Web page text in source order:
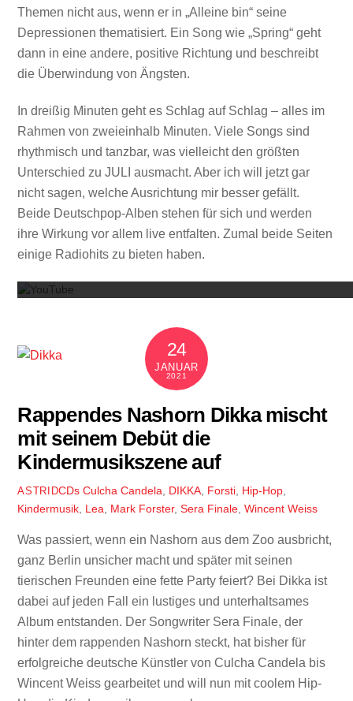
Themen nicht aus, wenn er in „Alleine bin“ seine
Depressionen thematisiert. Ein Song wie „Spring“ geht
dann in eine andere, positive Richtung und beschreibt
die Überwindung von Ängsten.
In dreißig Minuten geht es Schlag auf Schlag – alles im
Rahmen von zweieinhalb Minuten. Viele Songs sind
rhythmisch und tanzbar, was vielleicht den größten
Unterschied zu JULI ausmacht. Aber ich will jetzt gar
nicht sagen, welche Ausrichtung mir besser gefällt.
Beide Deutschpop-Alben stehen für sich und werden
ihre Wirkung vor allem live entfalten. Zumal beide Seiten
einige Radiohits zu bieten haben.
Mit
24
JANUAR
2021
Rappendes Nashorn Dikka mischt
mit seinem Debüt die
Kindermusikszene auf
ASTRIDCDs Culcha Candela, DIKKA, Forsti, Hip-Hop,
Kindermusik, Lea, Mark Forster,Sera Finale,Wincent Weiss
Was passiert, wenn ein Nashorn aus dem Zoo ausbricht,
ganz Berlin unsicher macht und später mit seinen
tierischen Freunden eine fette Party feiert? Bei Dikka ist
dabei auf jeden Fall ein lustiges und unterhaltsames
Album entstanden. Der Songwriter Sera Finale, der
hinter dem rappenden Nashorn steckt, hat bisher für
erfolgreiche deutsche Künstler von Culcha Candela bis
Wincent Weiss gearbeitet und will nun mit coolem Hip-